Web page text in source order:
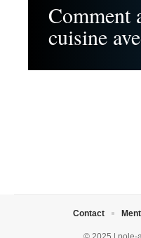
Comment
cuisine
Contact